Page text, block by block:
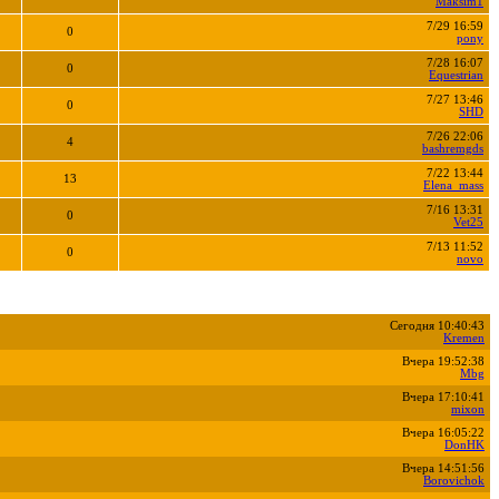
0
7/29 16:59
pony
0
7/28 16:07
Equestrian
0
7/27 13:46
SHD
4
7/26 22:06
bashremgds
13
7/22 13:44
Elena_mass
0
7/16 13:31
Vet25
0
7/13 11:52
novo
Сегодня 10:40:43
Kremen
Вчера 19:52:38
Mbg
Вчера 17:10:41
mixon
Вчера 16:05:22
DonHK
Вчера 14:51:56
Borovichok